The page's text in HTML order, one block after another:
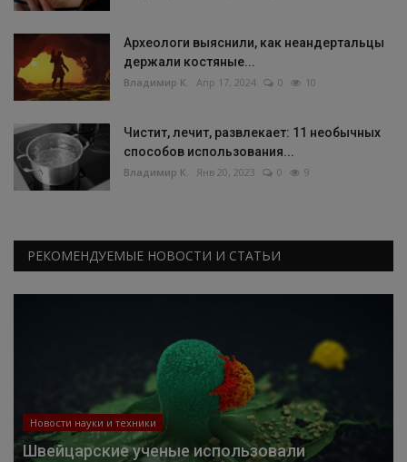
Археологи выяснили, как неандертальцы
держали костяные...
Владимир К. Апр 17, 2024 0 10
Чистит, лечит, развлекает: 11 необычных
способов использования...
Владимир К. Янв 20, 2023 0 9
РЕКОМЕНДУЕМЫЕ НОВОСТИ И СТАТЬИ
Новости науки и техники
Швейцарские ученые использовали